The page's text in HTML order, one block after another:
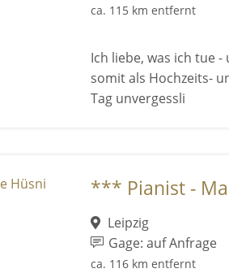
ca. 115 km entfernt
Ich liebe, was ich tue
somit als Hochzeits-
Tag unvergessli
*** Pianist -
Leipzig
Gage: auf Anfrage
ca. 116 km entfernt